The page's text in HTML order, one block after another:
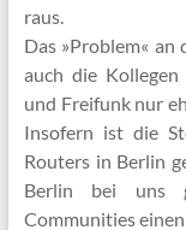
raus.
Das »Problem« an
auch die Kollegen
und Freifunk nur
Insofern ist die
Routers in Berlin
Berlin bei uns
Communities